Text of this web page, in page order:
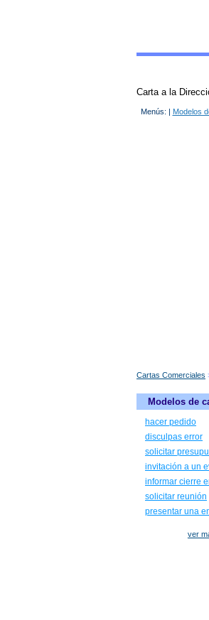
Carta a la
Menús: | Modelos
Cartas Comerciales
Modelos de
hacer pedido
disculpas error
solicitar
invitación a un
informar cierre
solicitar reunión
presentar una
ver